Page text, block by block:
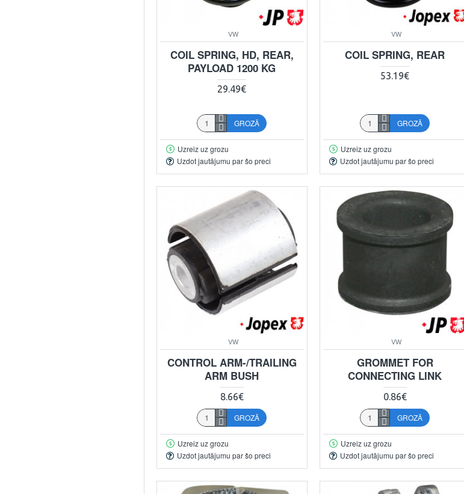
VW
COIL SPRING, HD, REAR,
PAYLOAD 1200 KG
29.49€
GROZĀ
Uzreiz uz grozu
Uzdot jautājumu par šo preci
VW
COIL SPRING, REAR
53.19€
GROZĀ
Uzreiz uz grozu
Uzdot jautājumu par šo preci
VW
CONTROL ARM-/TRAILING
ARM BUSH
8.66€
GROZĀ
Uzreiz uz grozu
Uzdot jautājumu par šo preci
VW
GROMMET FOR
CONNECTING LINK
0.86€
GROZĀ
Uzreiz uz grozu
Uzdot jautājumu par šo preci